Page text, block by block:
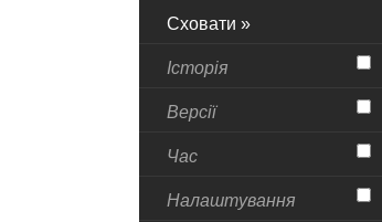
Сховати »
Історія
Версії
Час
Налаштування